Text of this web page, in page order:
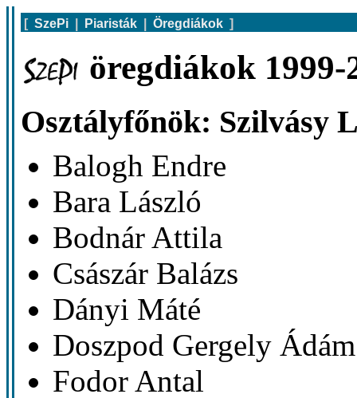
[ SzePi Piaristák Öregdiákok ]
öregdiákok 1999-
Osztályfőnök: Szilvásy
Balogh Endre
Bara László
Bodnár Attila
Császár Balázs
Dányi Máté
Doszpod Gergely Ádám
Fodor Antal